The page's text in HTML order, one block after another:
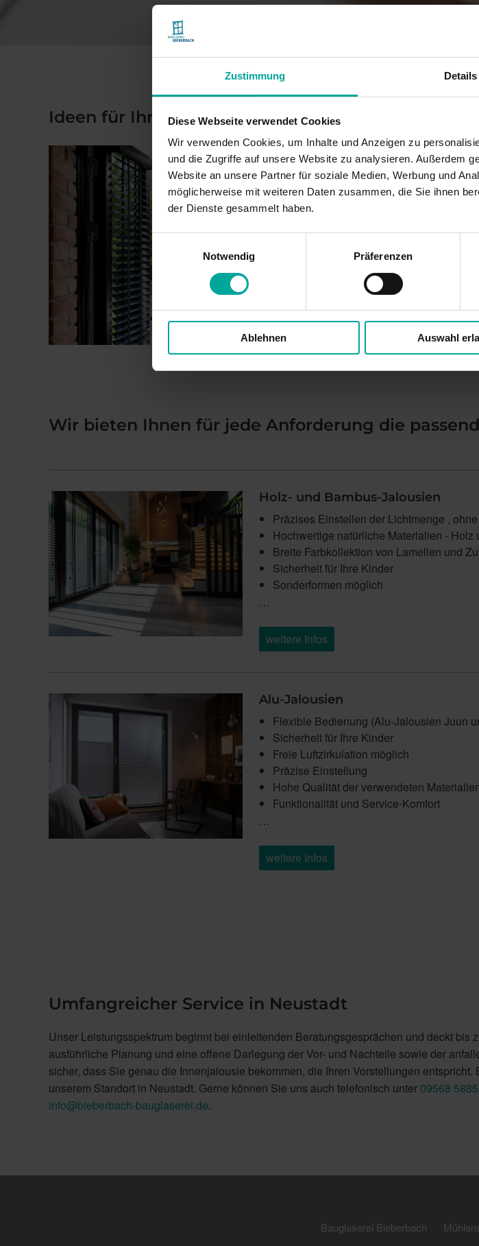
Zustimmung Details
Diese Webseite verwendet Cookies
Wir verwenden Cookies, um Inhalte und Anzeigen zu
und die Zugriffe auf unsere Website zu analysieren. Außerdem
Website an unsere Partner für soziale Medien, Werbung und
möglicherweise mit weiteren Daten zusammen, die Sie ihnen
der Dienste gesammelt haben.
Einwilligungsauswahl
Notwendig
Präferenzen
Ablehnen Auswahl
Ideen für Ihr Zuhause
Wir bieten Ihnen für jede Anforderung die
Holz- und Bambus-Jalousien
Präzises Einstellen der Lichtmenge ,
Hochwertige natürliche Materialien - Holz
Breite Farbkollektion von Lamellen und
Sicherheit für Ihre Kinder
Sonderformen möglich
…
weitere Infos
Alu-Jalousien
Flexible Bedienung (Alu-Jalousien Juun
Sicherheit für Ihre Kinder
Freie Luftzirkulation möglich
Präzise Einstellung
Hohe Qualität der verwendeten
Funktionalität und Service-Komfort
…
weitere Infos
Umfangreicher Service in Neustadt
Unser Leistungsspektrum beginnt bei einleitenden Beratungsgesprächen und deckt bis
ausführliche Planung und eine offene Darlegung der Vor- und Nachteile sowie der
sicher, dass Sie genau die Innenjalousie bekommen, die Ihren Vorstellungen
unserem Standort in Neustadt. Gerne können Sie uns auch telefonisch unter 09568 5885
info@bieberbach-bauglaserei.de.
Bauglaserei Bieberbach